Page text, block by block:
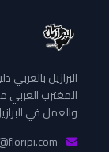
البرازيل
المغترب
والعمل في